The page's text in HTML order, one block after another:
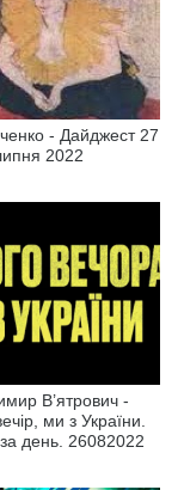
- Дайджест 27
2022
В’ятрович -
ми з України.
день. 26082022